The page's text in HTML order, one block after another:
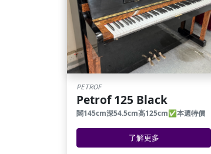
PETROF
Petrof 125 Black
闊145cm深54.5cm高125cm✅本週特價
了解更多